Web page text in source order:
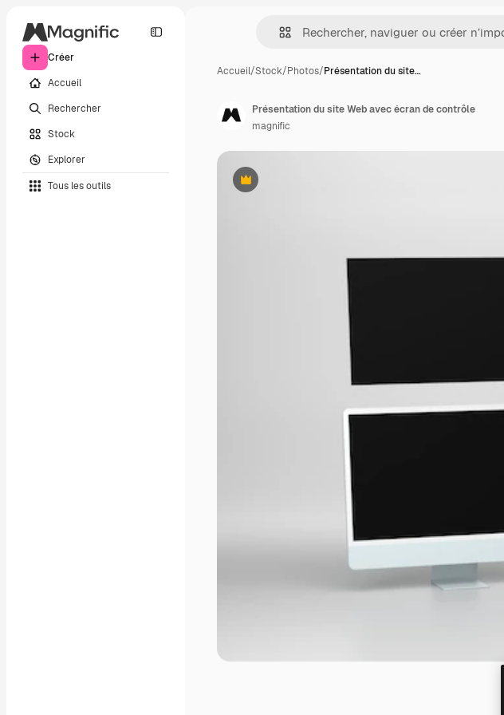
Créer
Accueil
Rechercher
Stock
Explorer
Tous les outils
Accueil/Stock/Photos/Présentation du site…
Premium
Présentation du site Web avec écran de contrôle
magnific